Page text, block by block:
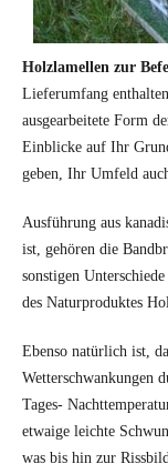
Holzlamellen zur
Lieferumfang
ausgearbeitete Form
Einblicke auf Ihr
geben, Ihr Umfeld
Ausführung aus
ist, gehören die
sonstigen
des Naturproduktes
Ebenso natürlich ist,
Wetterschwankungen
Tages-
etwaige leichte
was bis hin zur